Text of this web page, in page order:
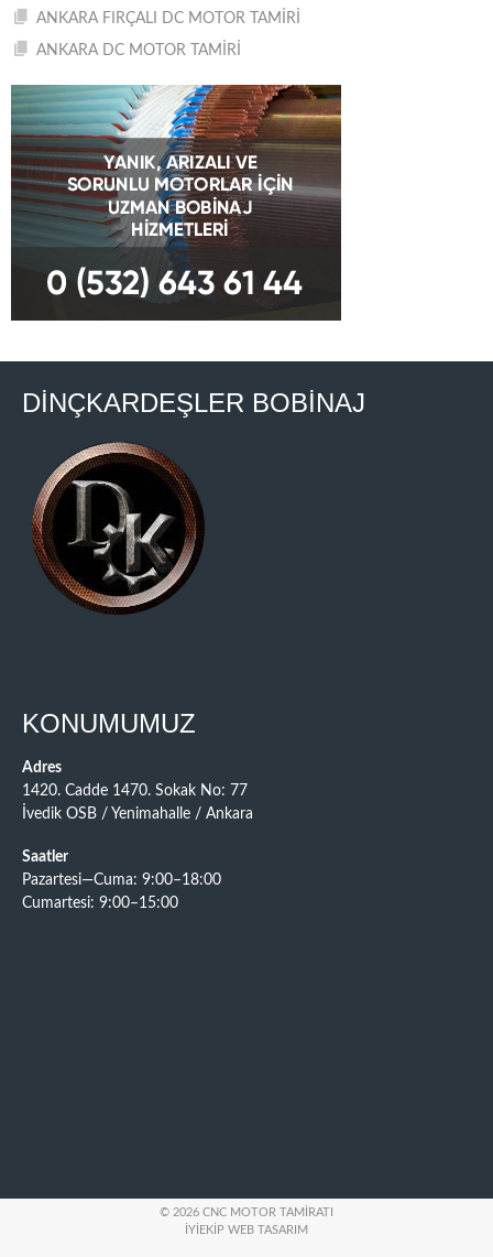
ANKARA FIRÇALI DC MOTOR TAMİRİ
ANKARA DC MOTOR TAMİRİ
DİNÇKARDEŞLER BOBİNAJ
KONUMUMUZ
Adres
1420. Cadde 1470. Sokak No: 77
İvedik OSB / Yenimahalle / Ankara
Saatler
Pazartesi—Cuma: 9:00–18:00
Cumartesi: 9:00–15:00
© 2026 CNC MOTOR TAMIRATI
İYIEKIP WEB TASARIM